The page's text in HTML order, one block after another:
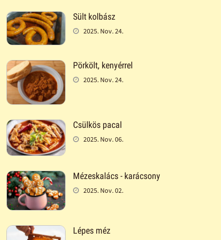
Sült kolbász
2025. Nov. 24.
Pörkölt, kenyérrel
2025. Nov. 24.
Csülkös pacal
2025. Nov. 06.
Mézeskalács - karácsony
2025. Nov. 02.
Lépes méz